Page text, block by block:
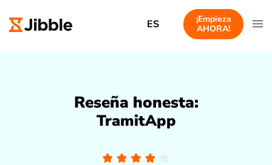
ES
¡Empieza
AHORA!
Reseña honesta:
TramitApp